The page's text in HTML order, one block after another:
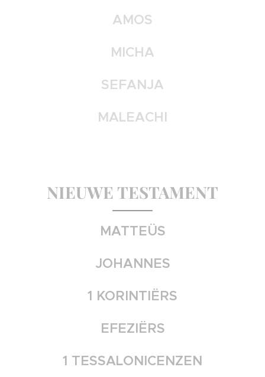
AMOS
MICHA
SEFANJA
MALEACHI
NIEUWE TESTAMENT
MATTEÜS
JOHANNES
1 KORINTIËRS
EFEZIËRS
1 TESSALONICENZEN